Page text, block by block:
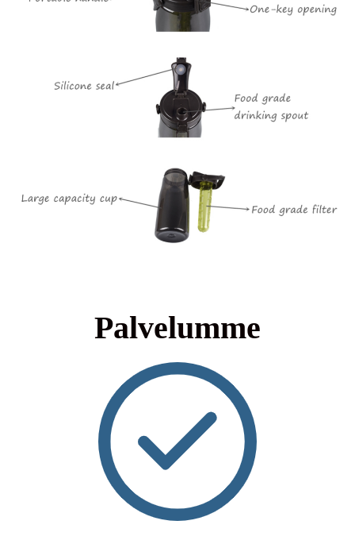
Palvelumme